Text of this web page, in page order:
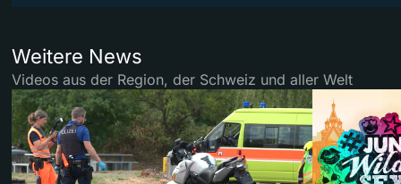
Weitere News
Videos aus der Region, der Schweiz und aller Welt